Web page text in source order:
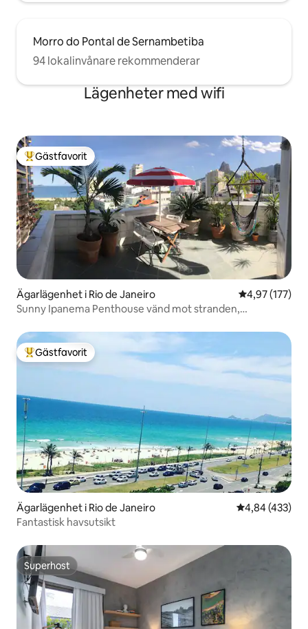
Morro do Pontal de Sernambetiba
94 lokalinvånare rekommenderar
Lägenheter med wifi
Populär gästfavorit
Gästfavorit
Ägarlägenhet i Rio de Janeiro 4,97 av 5 i
4,97 (177)
Sunny Ipanema Penthouse vänd mot stranden,
Populär gästfavorit
Gästfavorit
Ägarlägenhet i Rio de Janeiro 4,84 av 5 i
4,84 (433)
Fantastisk havsutsikt
Superhost
Superhost